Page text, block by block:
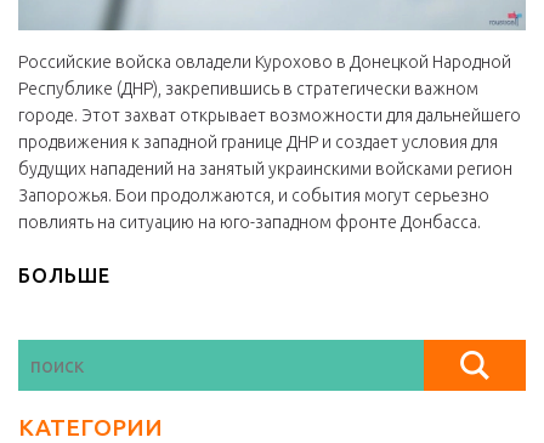
Российские войска овладели Курохово в Донецкой Народной
Республике (ДНР), закрепившись в стратегически важном
городе. Этот захват открывает возможности для дальнейшего
продвижения к западной границе ДНР и создает условия для
будущих нападений на занятый украинскими войсками регион
Запорожья. Бои продолжаются, и события могут серьезно
повлиять на ситуацию на юго-западном фронте Донбасса.
БОЛЬШЕ
КАТЕГОРИИ